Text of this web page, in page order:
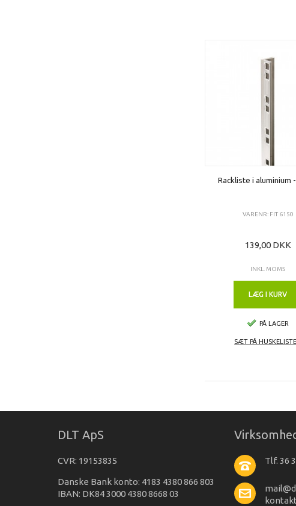
Rackliste i aluminium
VARENR: FIT 6150
139,00 DKK
INKL. MOMS
LÆG I KURV
PÅ LAGER
SÆT PÅ
DLT ApS
CVR: 19153835
Danske Bank konto: 4183 4380 866 803
IBAN: DK84 3000 4380 8668 03
Tlf. 36